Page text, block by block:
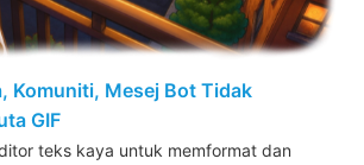
Komuniti, Mesej Bot Tidak
GIF
teks kaya untuk memformat dan